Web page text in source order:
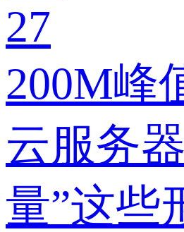
27
200M峰
云服务
量”这些